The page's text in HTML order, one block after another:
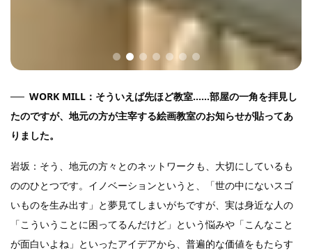
WORK MILL：そういえば先ほど教室……部屋の一角を拝見し
たのですが、地元の方が主宰する絵画教室のお知らせが貼ってあ
りました。
岩坂：そう、地元の方々とのネットワークも、大切にしているも
ののひとつです。イノベーションというと、「世の中にないスゴ
いものを生み出す」と夢見てしまいがちですが、実は身近な人の
「こういうことに困ってるんだけど」という悩みや「こんなこと
が面白いよね」といったアイデアから、普遍的な価値をもたらす